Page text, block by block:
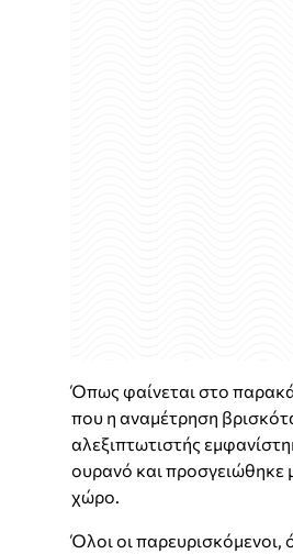
Όπως φαίνεται στο
που η αναμέτρηση
αλεξιπτωτιστής
ουρανό και προσγειώθηκε
χώρο.
Όλοι οι παρευρισκόμενοι,